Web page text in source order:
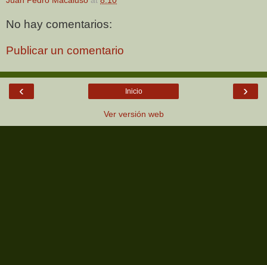
No hay comentarios:
Publicar un comentario
‹ ›
Inicio
Ver versión web